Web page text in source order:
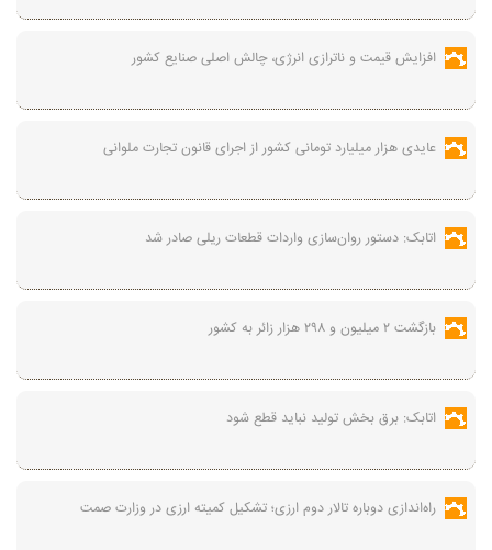
افزایش قیمت و ناترازی انرژی، چالش اصلی صنایع کشور
عایدی هزار میلیارد تومانی کشور از اجرای قانون تجارت ملوانی
اتابک: دستور روان‌سازی واردات قطعات ریلی صادر شد
بازگشت ۲ میلیون و ۲۹۸ هزار زائر به کشور
اتابک: برق بخش تولید نباید قطع شود
راه‌اندازی دوباره تالار دوم ارزی؛ تشکیل کمیته ارزی در وزارت صمت